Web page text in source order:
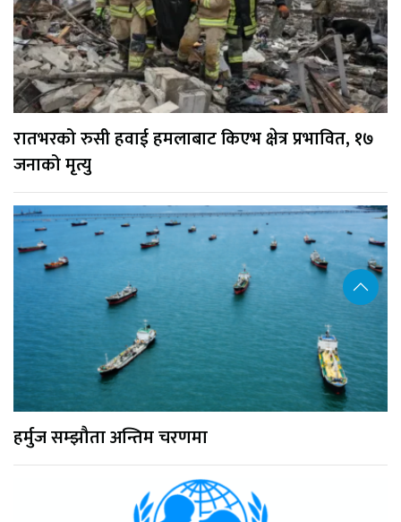
रातभरको रुसी हवाई हमलाबाट किएभ क्षेत्र प्रभावित, १७
जनाको मृत्यु
हर्मुज सम्झौता अन्तिम चरणमा